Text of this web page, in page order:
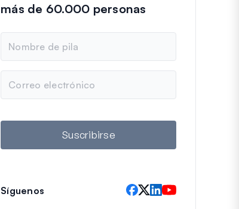
más de 60.000 personas
m
b
r
e
t
Suscribirse
Síguenos